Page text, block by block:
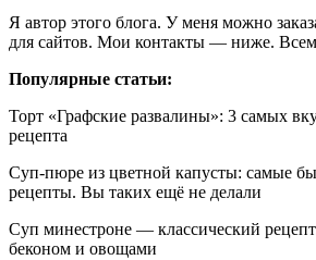
Я автор этого блога. У меня можно
для сайтов. Мои контакты — ниже. Всем
Популярные статьи:
Торт «Графские развалины»: 3 самых
рецепта
Суп-пюре из цветной капусты: самые
рецепты. Вы таких ещё не делали
Суп минестроне — классический
беконом и овощами